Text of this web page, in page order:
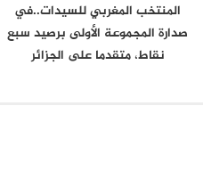
المنتخب المغربي للسيدات..في
صدارة المجموعة الأولى برصيد سبع
نقاط، متقدما على الجزائر